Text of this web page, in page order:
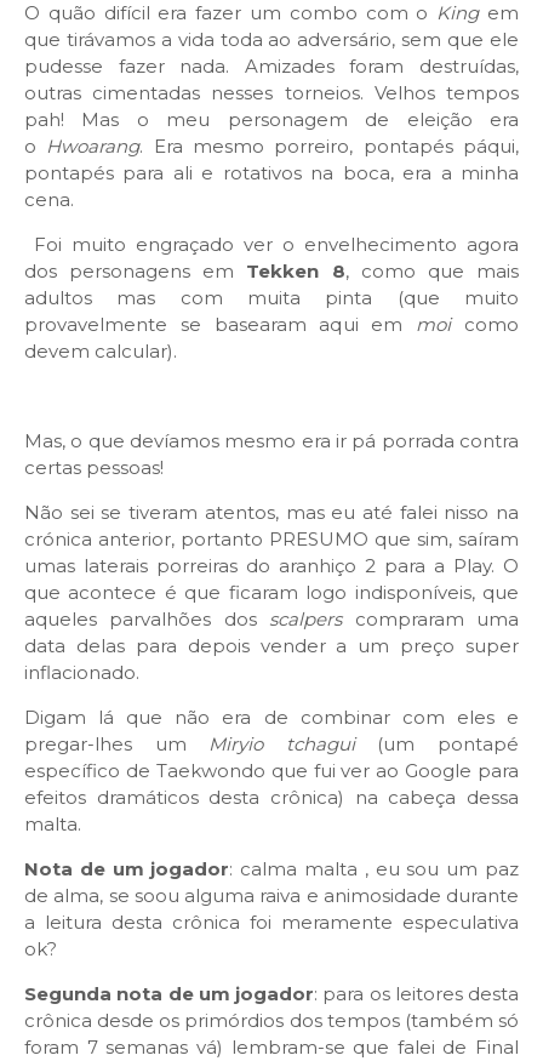
O quão difícil era fazer um combo com o Kingem
que tirávamos a vida toda ao adversário, sem que ele
pudesse fazer nada. Amizades foram destruídas,
outras cimentadas nesses torneios. Velhos tempos
pah! Mas o meu personagem de eleição era
o Hwoarang. Era mesmo porreiro, pontapés páqui,
pontapés para ali e rotativos na boca, era a minha
cena.
Foi muito engraçado ver o envelhecimento agora
dos personagens em Tekken 8, como que mais
adultos mas com muita pinta (que muito
provavelmente se basearam aqui em moicomo
devem calcular).
Mas, o que devíamos mesmo era ir pá porrada contra
certas pessoas!
Não sei se tiveram atentos, mas eu até falei nisso na
crónica anterior, portanto PRESUMO que sim, saíram
umas laterais porreiras do aranhiço 2 para a Play. O
que acontece é que ficaram logo indisponíveis, que
aqueles parvalhões dosscalperscompraram uma
data delas para depois vender a um preço super
inflacionado.
Digam lá que não era de combinar com eles e
pregar-lhes um Miryio tchagui(um pontapé
específico de Taekwondo que fui ver ao Google para
efeitos dramáticos desta crônica) na cabeça dessa
malta.
Nota de um jogador: calma malta , eu sou um paz
de alma, se soou alguma raiva e animosidade durante
a leitura desta crônica foi meramente especulativa
ok?
Segunda nota de um jogador: para os leitores desta
crônica desde os primórdios dos tempos (também só
foram 7 semanas vá) lembram-se que falei de Final